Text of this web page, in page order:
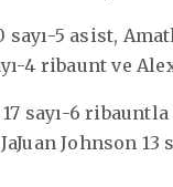
sayı-5 asist,
4 ribaunt ve
sayı-6
Johnson